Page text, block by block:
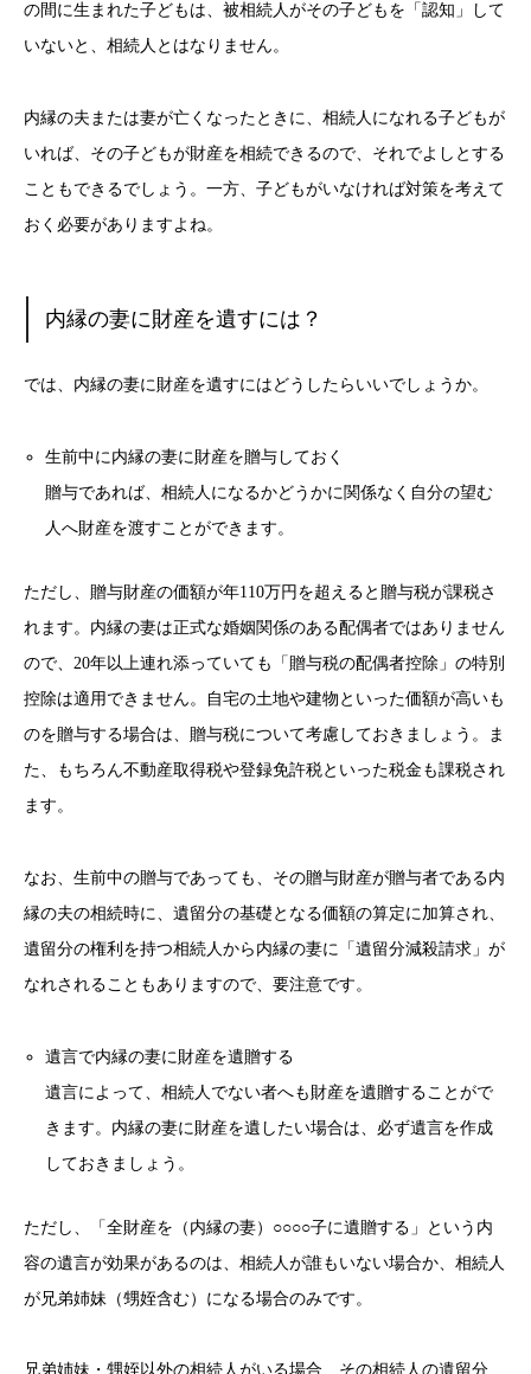
の間に生まれた子どもは、被相続人がその子どもを「認知」して
いないと、相続人とはなりません。
内縁の夫または妻が亡くなったときに、相続人になれる子どもが
いれば、その子どもが財産を相続できるので、それでよしとする
こともできるでしょう。一方、子どもがいなければ対策を考えて
おく必要がありますよね。
内縁の妻に財産を遺すには？
では、内縁の妻に財産を遺すにはどうしたらいいでしょうか。
生前中に内縁の妻に財産を贈与しておく
贈与であれば、相続人になるかどうかに関係なく自分の望む
人へ財産を渡すことができます。
ただし、贈与財産の価額が年110万円を超えると贈与税が課税さ
れます。内縁の妻は正式な婚姻関係のある配偶者ではありません
ので、20年以上連れ添っていても「贈与税の配偶者控除」の特別
控除は適用できません。自宅の土地や建物といった価額が高いも
のを贈与する場合は、贈与税について考慮しておきましょう。ま
た、もちろん不動産取得税や登録免許税といった税金も課税され
ます。
なお、生前中の贈与であっても、その贈与財産が贈与者である内
縁の夫の相続時に、遺留分の基礎となる価額の算定に加算され、
遺留分の権利を持つ相続人から内縁の妻に「遺留分減殺請求」が
なれされることもありますので、要注意です。
遺言で内縁の妻に財産を遺贈する
遺言によって、相続人でない者へも財産を遺贈することがで
きます。内縁の妻に財産を遺したい場合は、必ず遺言を作成
しておきましょう。
ただし、「全財産を（内縁の妻）○○○○子に遺贈する」という内
容の遺言が効果があるのは、相続人が誰もいない場合か、相続人
が兄弟姉妹（甥姪含む）になる場合のみです。
兄弟姉妹・甥姪以外の相続人がいる場合、その相続人の遺留分